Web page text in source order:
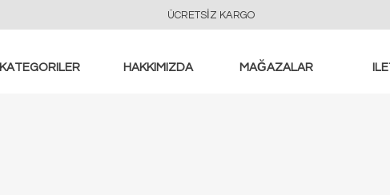
ÜCRETSİZ KARGO
KATEGORILER HAKKIMIZDA MAĞAZALAR